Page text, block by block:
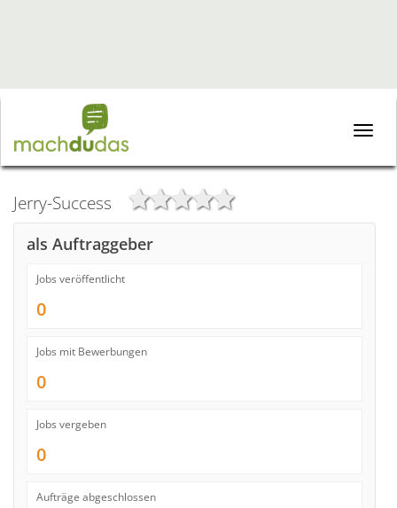
Toggle
Jerry-Success
als Auftraggeber
Jobs veröffentlicht
0
Jobs mit Bewerbungen
0
Jobs vergeben
0
Aufträge abgeschlossen